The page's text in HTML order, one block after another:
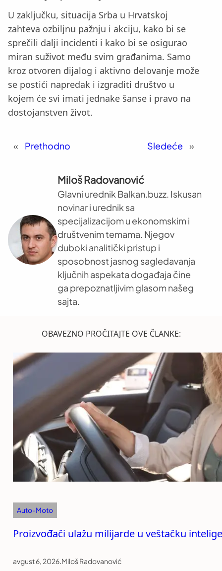
U zaključku, situacija Srba u Hrvatskoj
zahteva ozbiljnu pažnju i akciju, kako bi se
sprečili dalji incidenti i kako bi se osigurao
miran suživot među svim građanima. Samo
kroz otvoren dijalog i aktivno delovanje može
se postići napredak i izgraditi društvo u
kojem će svi imati jednake šanse i pravo na
dostojanstven život.
« Prethodno Sledeće »
Miloš Radovanović
Glavni urednik Balkan.buzz. Iskusan
novinar i urednik sa
specijalizacijom u ekonomskim i
društvenim temama. Njegov
duboki analitički pristup i
sposobnost jasnog sagledavanja
ključnih aspekata događaja čine
ga prepoznatljivim glasom našeg
sajta.
OBAVEZNO PROČITAJTE OVE ČLANKE:
Auto-Moto
Proizvođači ulažu milijarde u veštačku
avgust 6, 2026.Miloš Radovanović